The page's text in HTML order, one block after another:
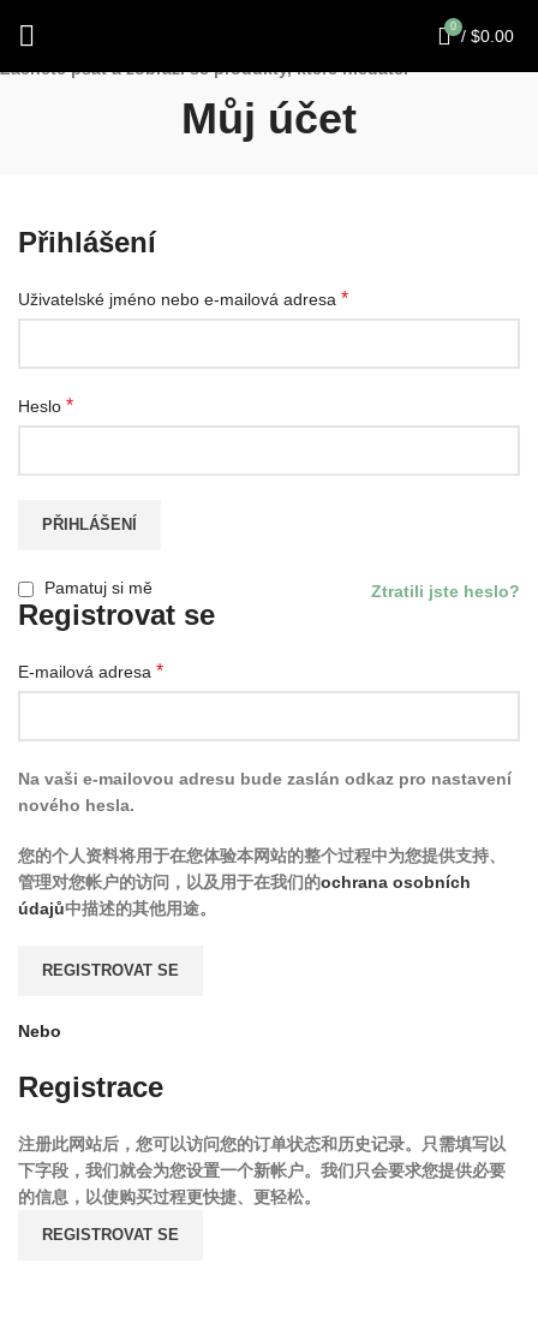
0 / $0.00
Můj účet
Přihlášení
Uživatelské jméno nebo e-mailová adresa *
Heslo *
PŘIHLÁŠENÍ
Ztratili jste heslo?
Pamatuj si mě
Registrovat se
E-mailová adresa *
Na vaši e-mailovou adresu bude zaslán odkaz pro nastavení
nového hesla.
您的个人资料将用于在您体验本网站的整个过程中为您提供支持、
管理对您帐户的访问，以及用于在我们的ochrana osobních
údajů中描述的其他用途。
REGISTROVAT SE
Nebo
Registrace
注册此网站后，您可以访问您的订单状态和历史记录。只需填写以
下字段，我们就会为您设置一个新帐户。我们只会要求您提供必要
的信息，以使购买过程更快捷、更轻松。
REGISTROVAT SE
Začněte psát a zobrazí se produkty, které hledáte.